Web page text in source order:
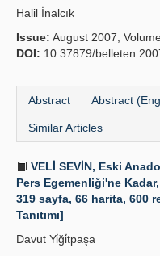
Publication Policies
Guidelines
Contact Us
Halil İnalcık
Issue: August 2007,
DOI: 10.37879/
Abstract Abstract
Similar Articles
VELİ SEVİN, Eski
Pers Egemenliği'ne
319 sayfa, 66 harita, 600
Tanıtımı]
Davut Yi̇ği̇tpaşa